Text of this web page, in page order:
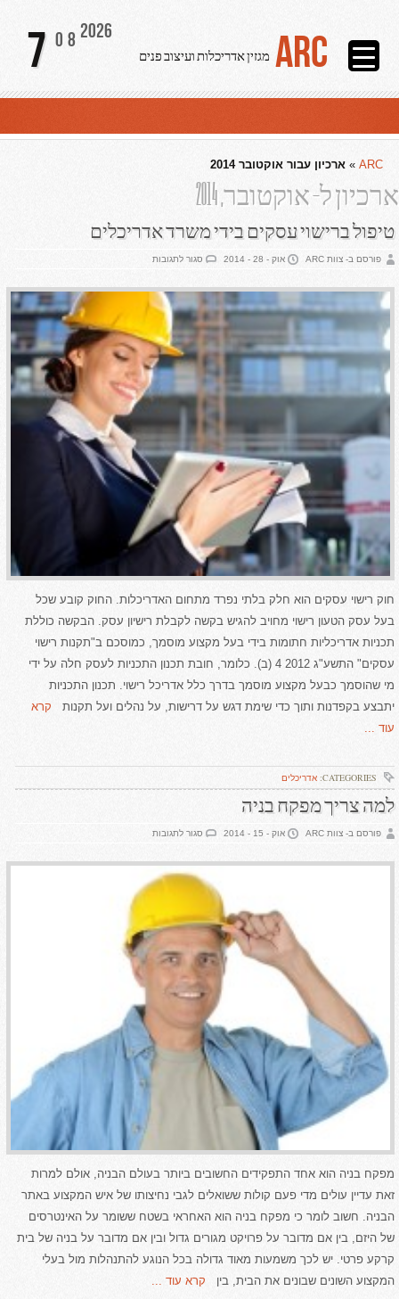
7 082026 ARC מגזין אדריכלות ועיצוב פנים
ARC
» ארכיון עבור אוקטובר 2014
ארכיון ל- אוקטובר, 2014
טיפול ברישוי עסקים בידי משרד אדריכלים
פורסם ב- צוות ARC אוק - 28 - 2014 סגור לתגובותעל
עסקים
משרד
אדריכלים
חוק רישוי עסקים הוא חלק בלתי נפרד מתחום האדריכלות. החוק קובע שכל
בעל עסק הטעון רישוי מחויב להגיש בקשה לקבלת רישיון עסק. הבקשה כוללת
תכניות אדריכליות חתומות בידי בעל מקצוע מוסמך, כמוסכם ב"תקנות רישוי
עסקים" התשע"ג 2012 4 (ב). כלומר, חובת תכנון התכניות לעסק חלה על ידי
מי שהוסמך כבעל מקצוע מוסמך בדרך כלל אדריכל רישוי. תכנון התכניות
יתבצע בקפדנות ותוך כדי שימת דגש על דרישות, על נהלים ועל תקנות קרא
עוד ...
CATEGORIES: אדריכלים
למה צריך מפקח בניה
פורסם ב- צוות ARC אוק - 15 - 2014 סגור לתגובותעל
מפקח
מפקח בניה הוא אחד התפקידים החשובים ביותר בעולם הבניה, אולם למרות
זאת עדיין עולים מדי פעם קולות ששואלים לגבי נחיצותו של איש המקצוע באתר
הבניה. חשוב לומר כי מפקח בניה הוא האחראי בשטח ששומר על האינטרסים
של היזם, בין אם מדובר על פרויקט מגורים גדול ובין אם מדובר על בניה של בית
קרקע פרטי. יש לכך משמעות מאוד גדולה בכל הנוגע להתנהלות מול בעלי
המקצוע השונים שבונים את הבית, בין קרא עוד ...